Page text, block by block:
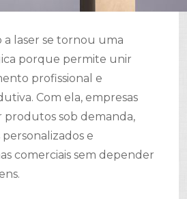
a laser se tornou uma
porque permite unir
profissional e
Com ela, empresas
produtos sob demanda,
e
comerciais sem depender